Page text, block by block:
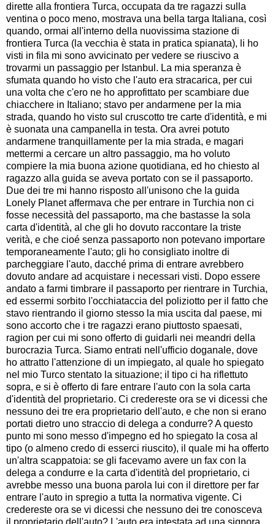
dirette alla frontiera Turca, occupata da tre ragazzi sulla
ventina o poco meno, mostrava una bella targa Italiana, così
quando, ormai all'interno della nuovissima stazione di
frontiera Turca (la vecchia è stata in pratica spianata), li ho
visti in fila mi sono avvicinato per vedere se riuscivo a
trovarmi un passaggio per Istanbul. La mia speranza è
sfumata quando ho visto che l'auto era stracarica, per cui
una volta che c'ero ne ho approfittato per scambiare due
chiacchere in Italiano; stavo per andarmene per la mia
strada, quando ho visto sul cruscotto tre carte d'identità, e mi
è suonata una campanella in testa. Ora avrei potuto
andarmene tranquillamente per la mia strada, e magari
mettermi a cercare un altro passaggio, ma ho voluto
compiere la mia buona azione quotidiana, ed ho chiesto al
ragazzo alla guida se aveva portato con se il passaporto.
Due dei tre mi hanno risposto all'unisono che la guida
Lonely Planet affermava che per entrare in Turchia non ci
fosse necessità del passaporto, ma che bastasse la sola
carta d'identità, al che gli ho dovuto raccontare la triste
verità, e che cioé senza passaporto non potevano importare
temporaneamente l'auto; gli ho consigliato inoltre di
parcheggiare l'auto, dacché prima di entrare avrebbero
dovuto andare ad acquistare i necessari visti. Dopo essere
andato a farmi timbrare il passaporto per rientrare in Turchia,
ed essermi sorbito l'occhiataccia del poliziotto per il fatto che
stavo rientrando il giorno stesso la mia uscita dal paese, mi
sono accorto che i tre ragazzi erano piuttosto spaesati,
ragion per cui mi sono offerto di guidarli nei meandri della
burocrazia Turca. Siamo entrati nell'ufficio doganale, dove
ho attratto l'attenzione di un impiegato, al quale ho spiegato
nel mio Turco stentato la situazione; il tipo ci ha riflettuto
sopra, e si è offerto di fare entrare l'auto con la sola carta
d'identità del proprietario. Ci credereste ora se vi dicessi che
nessuno dei tre era proprietario dell'auto, e che non si erano
portati dietro uno straccio di delega a condurre? A questo
punto mi sono messo d'impegno ed ho spiegato la cosa al
tipo (o almeno credo di esserci riuscito), il quale mi ha offerto
un'altra scappatoia: se gli facevamo avere un fax con la
delega a condurre e la carta d'identità del proprietario, ci
avrebbe messo una buona parola lui con il direttore per far
entrare l'auto in spregio a tutta la normativa vigente. Ci
credereste ora se vi dicessi che nessuno dei tre conosceva
il proprietario dell'auto? L'auto era intestata ad una signora